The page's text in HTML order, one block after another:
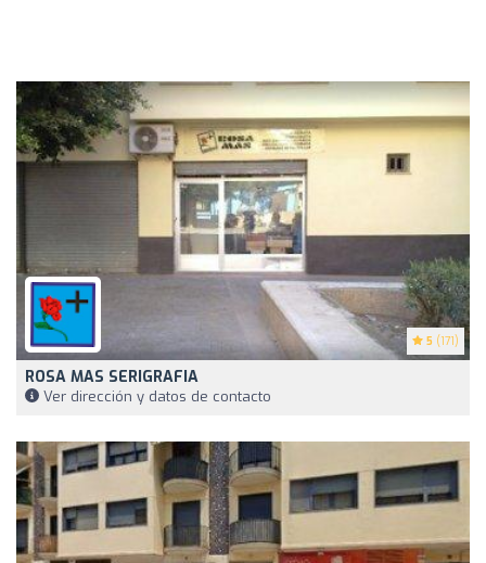
5 (171)
ROSA MAS SERIGRAFIA
Ver dirección y datos de contacto